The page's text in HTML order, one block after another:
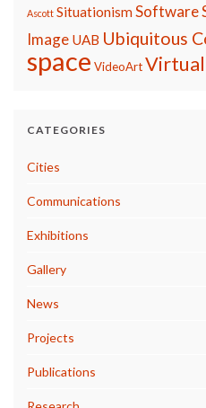
Ascott SituationismSoftware
Image UAB Ubiquitous
space VideoArt
CATEGORIES
Cities
Communications
Exhibitions
Gallery
News
Projects
Publications